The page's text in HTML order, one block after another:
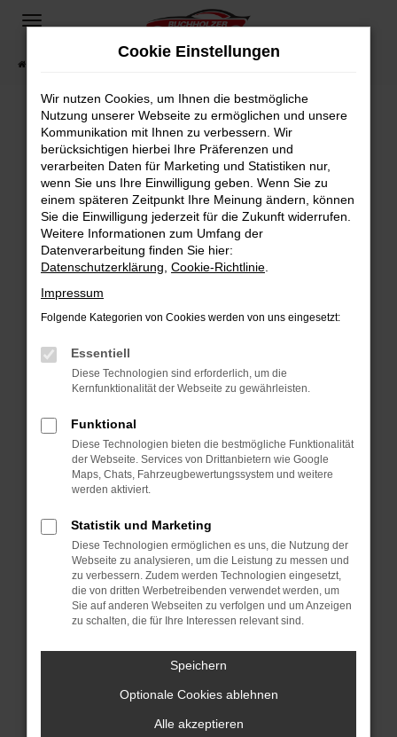
Zum
springen
Fahrzeugsuche
Fehler: Network Error
Beim Laden ist ein Fehler aufgetreten.
Hier sind ein paar Tipps, die dir helfen können:
Überprüfe deine Firewall und deine
Internetverbindung.
Laden andere Webseiten, zum Beispiel deine
Suchmaschine?
Prüfe deine Browsererweiterungen.
können das Laden bestimmter Seiten
verhindern. Funktioniert die Seite in einem
anderen Browser oder in einem privaten
Starte dein Gerät neu.
Das kann manchmal helfen, vorübergehende
Probleme zu beheben.
Betriebssystem auf dem neuesten Stand
sind.
Veraltete Software birgt nicht nur ein
Sicherheitsrisiko, sondern kann auch dazu
führen, dass bestimmte Funktionen nicht mehr
unterstützt werden.
Wende dich an den Webseitenbetreiber.
Wenn du alle oben genannten Schritte versucht
hast, kontaktiere uns bitte. Wir werden
versuchen, das Problem zu beheben. Du kannst
uns diesen Text schicken, um uns bei der
Cookie Einstellungen
Wir nutzen Cookies, um Ihnen die bestmögliche
Nutzung unserer Webseite zu ermöglichen und unsere
Kommunikation mit Ihnen zu verbessern. Wir
berücksichtigen hierbei Ihre Präferenzen und
verarbeiten Daten für Marketing und Statistiken nur,
wenn Sie uns Ihre Einwilligung geben. Wenn Sie zu
einem späteren Zeitpunkt Ihre Meinung ändern, können
Sie die Einwilligung jederzeit für die Zukunft widerrufen.
Weitere Informationen zum Umfang der
Datenverarbeitung finden Sie hier:
Datenschutzerklärung Cookie-Richtlinie
Impressum
Folgende Kategorien von Cookies werden von uns eingesetzt:
Essentiell
Diese Technologien sind erforderlich, um die
Kernfunktionalität der Webseite zu gewährleisten.
Funktional
Diese Technologien bieten die bestmögliche Funktionalität
der Webseite. Services von Drittanbietern wie Google
Maps, Chats, Fahrzeugbewertungssystem und weitere
werden aktiviert.
Statistik und Marketing
Diese Technologien ermöglichen es uns, die Nutzung der
Webseite zu analysieren, um die Leistung zu messen und
zu verbessern. Zudem werden Technologien eingesetzt,
die von dritten Werbetreibenden verwendet werden, um
Sie auf anderen Webseiten zu verfolgen und um Anzeigen
zu schalten, die für Ihre Interessen relevant sind.
Speichern
Optionale Cookies ablehnen
Alle akzeptieren